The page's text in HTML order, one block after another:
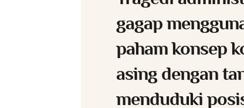
gagap
paham konsep
asing dengan
menduduki